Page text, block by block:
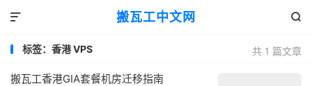
搬瓦工中文网 

共 1 篇文章
标签：香港 VPS
搬瓦工香港GIA套餐机房迁移指南